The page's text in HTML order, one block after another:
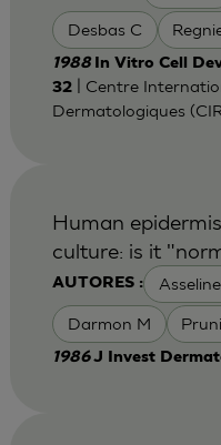
Desbas C
1988 In Vitro Cell
32| Centre
Dermatologiques
AUTORES :
Darmon M
Human
culture: is it
1986J Invest